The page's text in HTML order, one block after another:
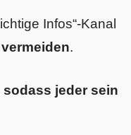
Infos“-Kanal
.
jeder sein